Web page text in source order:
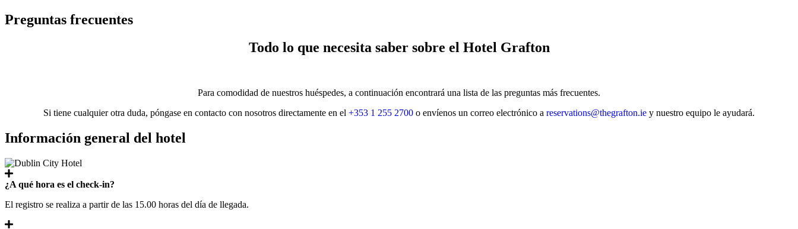
Preguntas frecuentes
Todo lo que necesita saber sobre el Hotel Grafton
Para comodidad de nuestros huéspedes, a continuación encontrará una lista de las preguntas más frecuentes.
Si tiene cualquier otra duda, póngase en contacto con nosotros directamente en el +353 1 255 2700 o envíenos un correo electrónico a reservations@thegrafton.ie y nuestro equipo le ayudará.
Información general del hotel
¿A qué hora es el check-in?
El registro se realiza a partir de las 15.00 horas del día de llegada.